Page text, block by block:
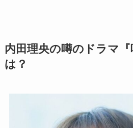
内田理央の噂のドラマ
は？